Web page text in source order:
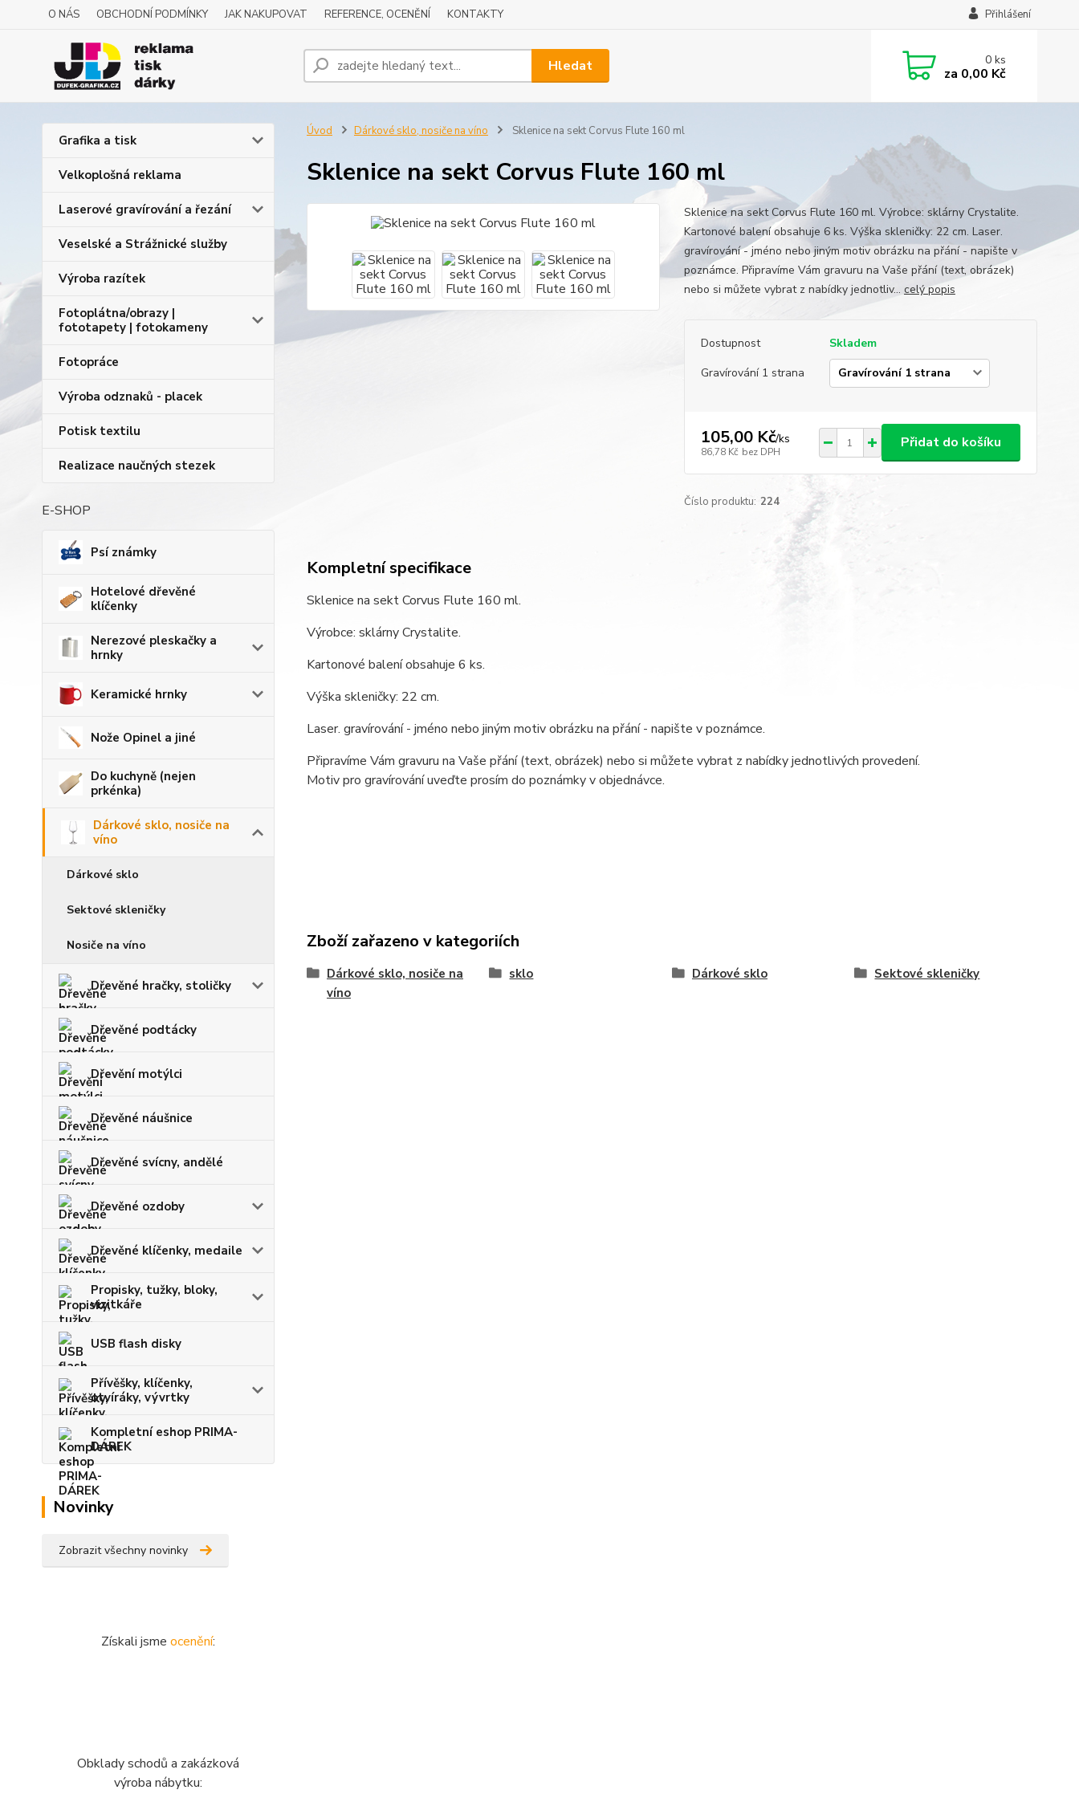
O NÁS OBCHODNÍ PODMÍNKY JAK NAKUPOVAT REFERENCE, OCENĚNÍ KONTAKTY Přihlášení
Hledat 0ks
za 0,00 Kč
Grafika a tisk
Velkoplošná reklama
Laserové gravírování a řezání
Veselské a Strážnické služby
Výroba razítek
Fotoplátna/obrazy |
fototapety | fotokameny
Fotopráce
Výroba odznaků - placek
Potisk textilu
Realizace naučných stezek
E-SHOP
Psí známky
Hotelové dřevěné
klíčenky
Nerezové pleskačky a
hrnky
Keramické hrnky
Nože Opinel a jiné
Do kuchyně (nejen
prkénka)
Dárkové sklo, nosiče na
víno
Dárkové sklo
Sektové skleničky
Nosiče na víno
Dřevěné hračky, stoličky
Dřevěné podtácky
Dřevění motýlci
Dřevěné náušnice
Dřevěné svícny, andělé
Dřevěné ozdoby
Dřevěné klíčenky, medaile
Propisky, tužky, bloky,
vizitkáře
USB flash disky
Přívěšky, klíčenky,
otvíráky, vývrtky
Kompletní eshop PRIMA-
DÁREK
Novinky
Zobrazit všechny novinky
Získali jsme ocenění:
Obklady schodů a zakázková
výroba nábytku:
Úvod Dárkové sklo, nosiče na víno Sklenice na sekt Corvus Flute 160 ml
Sklenice na sekt Corvus Flute 160 ml
Sklenice na sekt Corvus Flute 160 ml. Výrobce: sklárny Crystalite.
Kartonové balení obsahuje 6 ks. Výška skleničky: 22 cm. Laser.
gravírování - jméno nebo jiným motiv obrázku na přání - napište v
poznámce. Připravíme Vám gravuru na Vaše přání (text, obrázek)
nebo si můžete vybrat z nabídky jednotliv... celý popis
Dostupnost
Skladem
Gravírování 1 strana
105,00 Kč/ks
86,78 Kč bez DPH
Přidat do košíku
Číslo produktu: 224
Kompletní specifikace
Sklenice na sekt Corvus Flute 160 ml.
Výrobce: sklárny Crystalite.
Kartonové balení obsahuje 6 ks.
Výška skleničky: 22 cm.
Laser. gravírování - jméno nebo jiným motiv obrázku na přání - napište v poznámce.
Připravíme Vám gravuru na Vaše přání (text, obrázek) nebo si můžete vybrat z nabídky jednotlivých provedení.
Motiv pro gravírování uveďte prosím do poznámky v objednávce.
Zboží zařazeno v kategoriích
Dárkové sklo, nosiče na
víno
sklo Dárkové sklo Sektové skleničky